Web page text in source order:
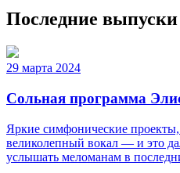
Последние
29 марта 2024
Сольная программа
Яркие симфонические
великолепный вокал — и это
услышать меломанам в